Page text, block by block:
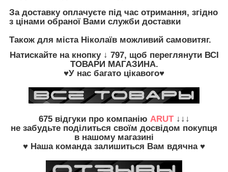
За доставку оплачуєте під час отримання, згідно
з цінами обраної Вами служби доставки
Також для міста Ніколаїв можливий самовитяг.
Натискайте на кнопку↓ 797, щоб переглянути ВСІ
ТОВАРИ МАГАЗИНА.
♥У нас багато цікавого♥
675 відгуки про компанію ARUT↓↓↓
не забудьте поділиться своїм досвідом покупця
в нашому магазині
♥ Наша команда залишиться Вам вдячна ♥